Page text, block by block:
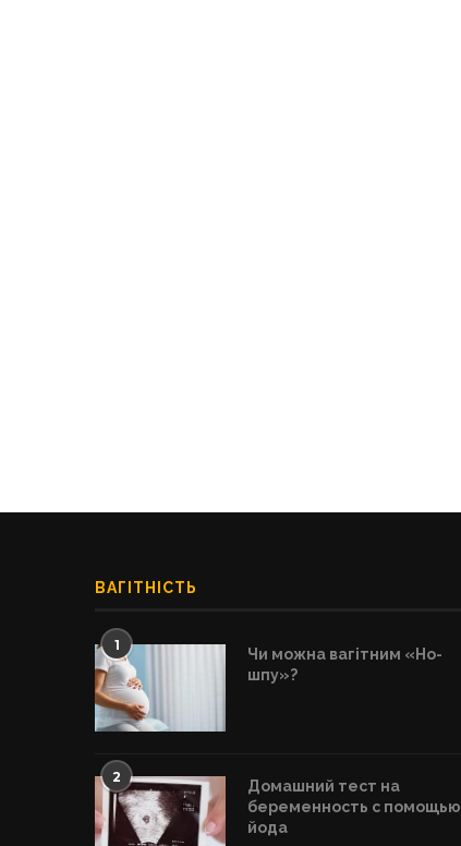
ВАГІТНІСТЬ
1
Чи можна вагітним «Но-
шпу»?
2
Домашний тест на
беременность с помощью
йода